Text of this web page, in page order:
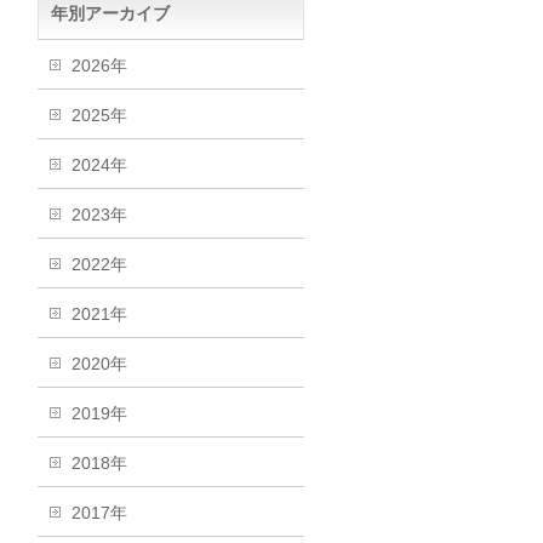
年別アーカイブ
2026年
2025年
2024年
2023年
2022年
2021年
2020年
2019年
2018年
2017年